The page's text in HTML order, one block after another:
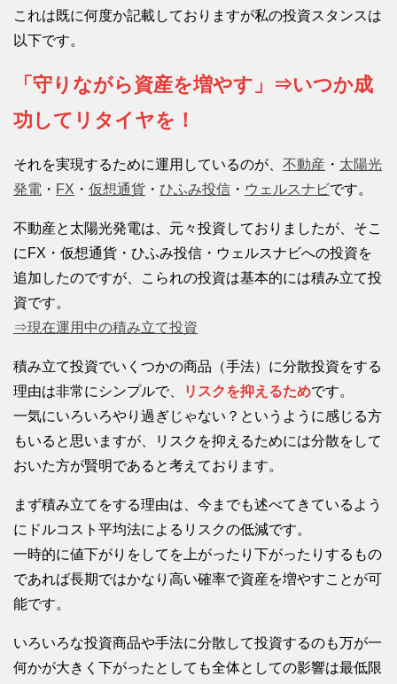
これは既に何度か記載しておりますが私の投資スタンスは
以下です。
「守りながら資産を増やす」⇒いつか成
功してリタイヤを！
それを実現するために運用しているのが、 不動産 ・ 太陽光
発電 ・ FX ・ 仮想通貨 ・ ひふみ投信 ・ ウェルスナビです。
不動産と太陽光発電は、元々投資しておりましたが、そこ
にFX・仮想通貨・ひふみ投信・ウェルスナビへの投資を
追加したのですが、こられの投資は基本的には積み立て投
資です。
⇒現在運用中の積み立て投資
積み立て投資でいくつかの商品（手法）に分散投資をする
理由は非常にシンプルで、
リスクを抑えるためです。
一気にいろいろやり過ぎじゃない？というように感じる方
もいると思いますが、リスクを抑えるためには分散をして
おいた方が賢明であると考えております。
まず積み立てをする理由は、今までも述べてきているよう
にドルコスト平均法によるリスクの低減です。
一時的に値下がりをしてを上がったり下がったりするもの
であれば長期ではかなり高い確率で資産を増やすことが可
能です。
いろいろな投資商品や手法に分散して投資するのも万が一
何かが大きく下がったとしても全体としての影響は最低限